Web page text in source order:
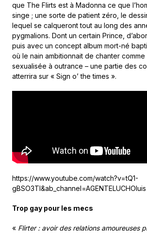
que The Flirts est à Madonna ce que
singe ; une sorte de patient zéro, le
lequel se calqueront tout au long des
pygmalions. Dont un certain Prince,
puis avec un concept album mort-né
où le nain ambitionnait de chanter comme
sexualisée à outrance – une partie des
atterrira sur « Sign o’ the times ».
https://www.youtube.com/watch?v=tQ1-
gBSO3TI&ab_channel=AGENTELUCHOluis
Trop gay pour les mecs
« Flirter : avoir des relations amoureuses